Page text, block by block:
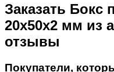
Заказать Бокс
20х50х2 мм из
отзывы
Покупатели,